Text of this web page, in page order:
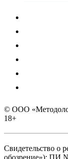
© ООО
18+
Свидетельство о
обозрение»): ПИ